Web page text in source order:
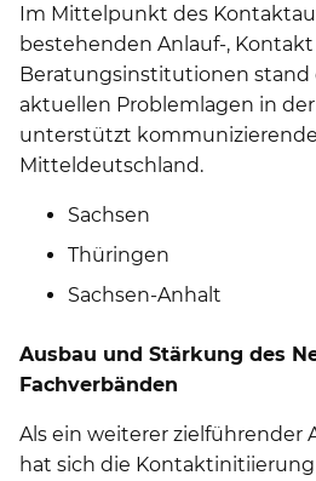
Im Mittelpunkt des
bestehenden Anlauf-,
Beratungsinstitutionen stand
aktuellen Problemlagen in
unterstützt
Mitteldeutschland.
Sachsen
Thüringen
Sachsen-Anhalt
Ausbau und Stärkung des
Fachverbänden
Als ein weiterer zielführender
hat sich die